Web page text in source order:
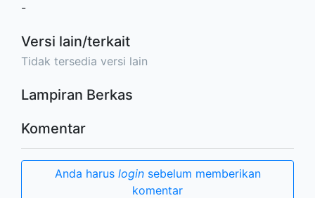
-
Versi lain/terkait
Tidak tersedia versi lain
Lampiran Berkas
Komentar
Anda harus loginsebelum memberikan
komentar